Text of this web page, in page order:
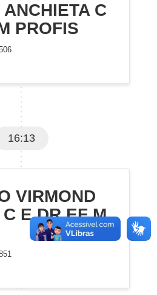
C
PROFIS
16:13
VIRMOND
E DR EF M